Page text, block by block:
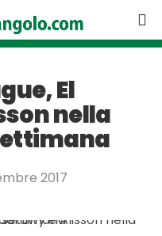
El
nella
2017